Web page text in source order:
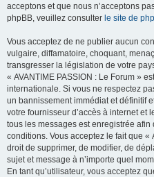
acceptons et que nous n’acceptons
phpBB, veuillez consulter le site de
Vous acceptez de ne publier aucun
vulgaire, diffamatoire, choquant,
transgresser la législation de votre
« AVANTIME PASSION : Le Forum »
internationale. Si vous ne respectez
un bannissement immédiat et définitif
votre fournisseur d’accès à internet et
tous les messages est enregistrée afin
conditions. Vous acceptez le fait que «
droit de supprimer, de modifier, de
sujet et message à n’importe quel
En tant qu’utilisateur, vous acceptez